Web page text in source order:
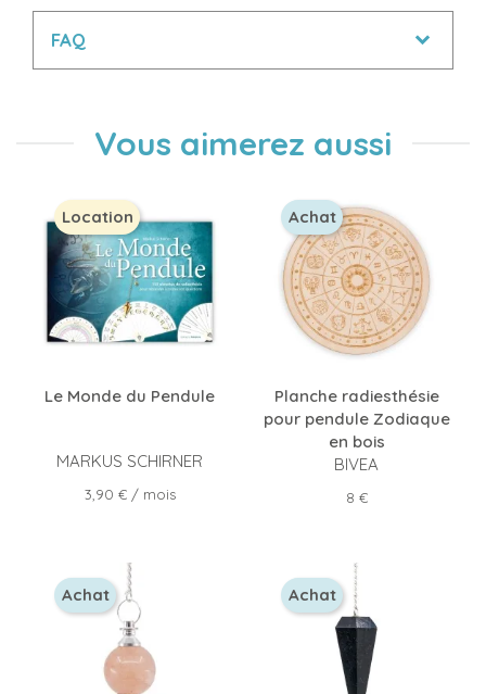
FAQ
Vous aimerez aussi
Le Monde du Pendule
MARKUS SCHIRNER
Prix
3,90 €/ mois
Location
Planche radiesthésie
pour pendule Zodiaque
en bois
BIVEA
Prix
8 €
Achat
Achat Achat